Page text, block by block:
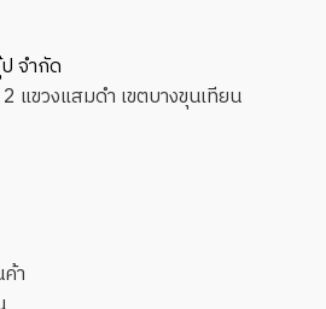
จำกัด
แขวงแสมดำ เขตบางขุนเทียน
า